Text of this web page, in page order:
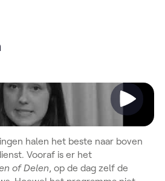
halen het beste naar boven
Vooraf is er het
of Delen, op de dag zelf de